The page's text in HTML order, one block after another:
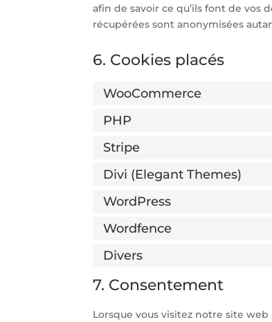
afin de savoir ce qu’ils font de vos
récupérées sont anonymisées
6. Cookies placés
WooCommerce
PHP
Stripe
Divi (Elegant Themes)
WordPress
Wordfence
Divers
7. Consentement
Lorsque vous visitez notre site